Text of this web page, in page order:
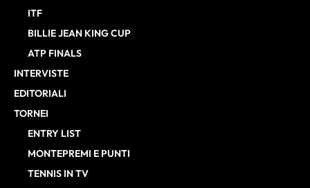
ITF
BILLIE JEAN KING CUP
ATP FINALS
INTERVISTE
EDITORIALI
TORNEI
ENTRY LIST
MONTEPREMI E PUNTI
TENNIS IN TV